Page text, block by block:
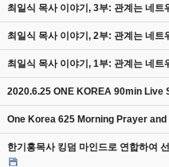
최일식 목사 이야기, 3부: 관계는 네트
최일식 목사 이야기, 2부: 관계는 네트
최일식 목사 이야기, 1부: 관계는 네트
2020.6.25 ONE KOREA 90min Live
One Korea 625 Morning Prayer
한기홍목사 킹덤 마인드로 연합하여